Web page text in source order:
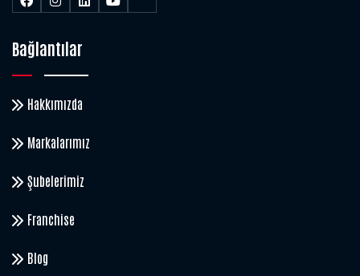
Bağlantılar
Hakkımızda
Markalarımız
Şubelerimiz
Franchise
Blog